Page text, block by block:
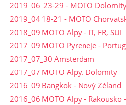
2019_06_23-29 - MOTO
2019_04 18-21 - MOTO
2018_09 MOTO Alpy - IT, FR, SUI
2017_09 MOTO Pyreneje -
2017_07_30 Amsterdam
2017_07 MOTO Alpy. Dolomity
2016_09 Bangkok - Nový Zéland
2016_06 MOTO Alpy - Rakousko